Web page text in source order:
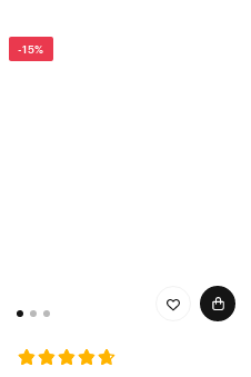
-15%